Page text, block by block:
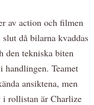
av action och filmen
då bilarna kvaddas
den tekniska biten
handlingen. Teamet
ansiktena, men
i rollistan är Charlize